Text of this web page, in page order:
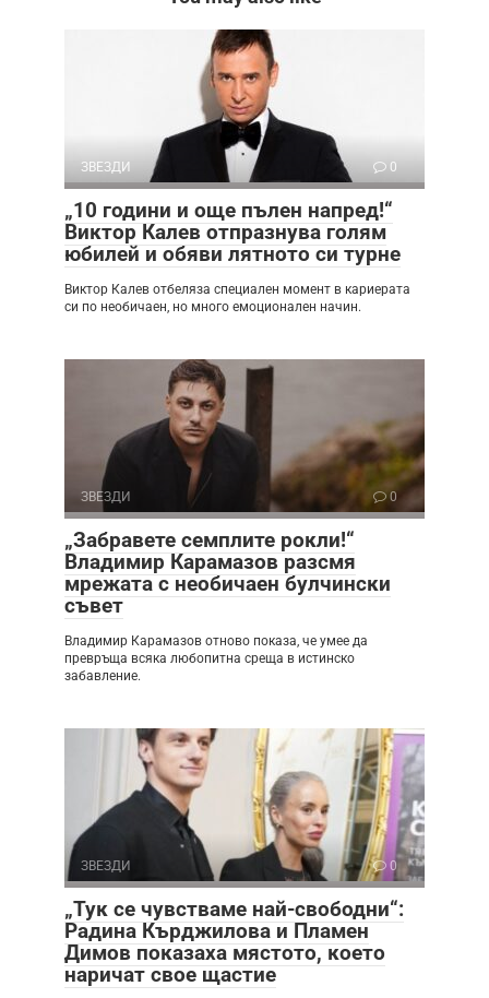
ЗВЕЗДИ 0
„10 години и още пълен напред!“
Виктор Калев отпразнува голям
юбилей и обяви лятното си турне
Виктор Калев отбеляза специален момент в кариерата
си по необичаен, но много емоционален начин.
ЗВЕЗДИ 0
„Забравете семплите рокли!“
Владимир Карамазов разсмя
мрежата с необичаен булчински
съвет
Владимир Карамазов отново показа, че умее да
превръща всяка любопитна среща в истинско
забавление.
ЗВЕЗДИ 0
„Тук се чувстваме най-свободни“:
Радина Кърджилова и Пламен
Димов показаха мястото, което
наричат свое щастие